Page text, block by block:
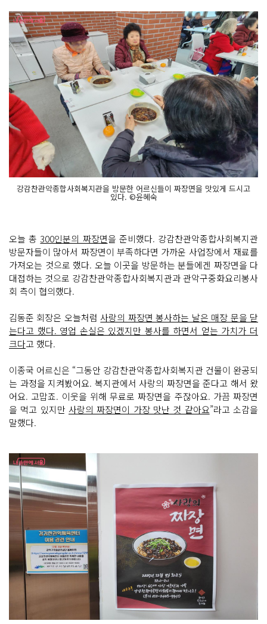
강감찬관악종합사회복지관을 방문한 어르신들이 짜장면을 맛있게 드시고
있다. ©윤혜숙
오늘 총300인분의 짜장면을 준비했다. 강감찬관악종합사회복지관
방문자들이 많아서 짜장면이 부족하다면 가까운 사업장에서 재료를
가져오는 것으로 했다. 오늘 이곳을 방문하는 분들에겐 짜장면을 다
대접하는 것으로 강감찬관악종합사회복지관과 관악구중화요리봉사
회 측이 협의했다.
김동준 회장은 오늘처럼사랑의 짜장면 봉사하는 날은 매장 문을 닫
는다고 했다. 영업 손실은 있겠지만 봉사를 하면서 얻는 가치가 더
크다고 했다.
이종국 어르신은 “그동안 강감찬관악종합사회복지관 건물이 완공되
는 과정을 지켜봤어요. 복지관에서 사랑의 짜장면을 준다고 해서 왔
어요. 고맙죠. 이웃을 위해 무료로 짜장면을 주잖아요. 가끔 짜장면
을 먹고 있지만 사랑의 짜장면이 가장 맛난 것 같아요”라고 소감을
말했다.